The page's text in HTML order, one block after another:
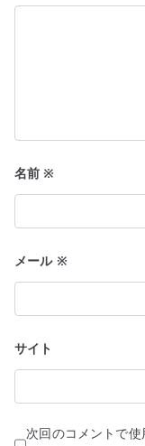
名前※
メール ※
サイト
次回のコメントで